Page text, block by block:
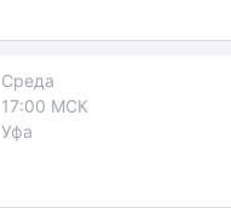
Среда
17:00 МСК
Уфа